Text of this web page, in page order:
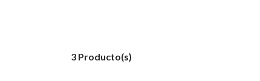
3 Producto(s)